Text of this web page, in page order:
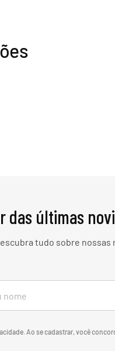
das últimas
tudo sobre
Ao se cadastrar, você